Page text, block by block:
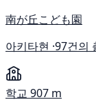
南が丘こども園
아키타현 ·97건의
학교 907 m